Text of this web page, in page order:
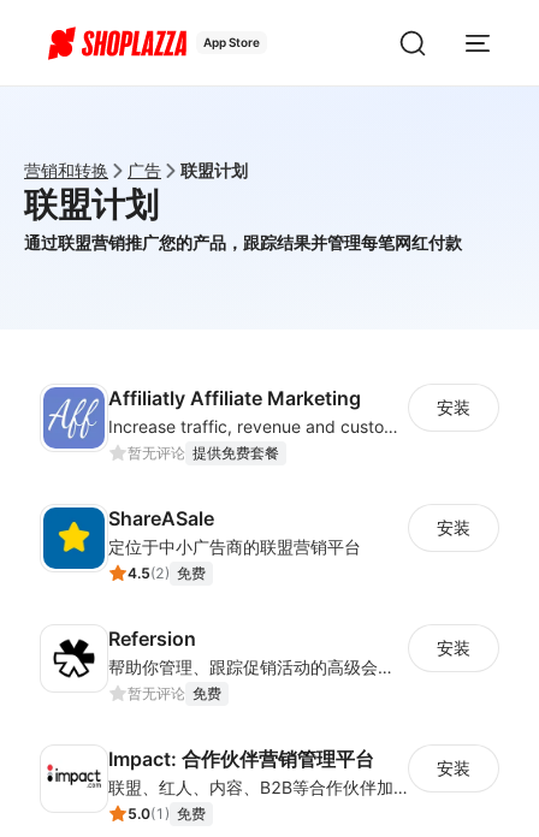
App Store
营销和转换 广告 联盟计划
联盟计划
通过联盟营销推广您的产品，跟踪结果并管理每笔网红付款
Affiliatly Affiliate Marketing
Increase traffic, revenue and customer retention with an affiliate program
暂无评论 提供免费套餐
安装
ShareASale
定位于中小广告商的联盟营销平台
4.5(2) 免费
安装
Refersion
帮助你管理、跟踪促销活动的高级会员营销平台
暂无评论 免费
安装
Impact: 合作伙伴营销管理平台
联盟、红人、内容、B2B等合作伙伴加速业务增长！ 申请演示，请点击“支持”下方“开发者网站”!
5.0(1 ) 免费
安装